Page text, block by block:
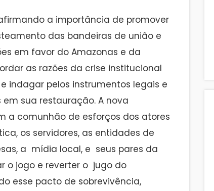
a importância de promover
das bandeiras de união e
em favor do Amazonas e da
as razões da crise institucional
indagar pelos instrumentos legais e
sua restauração. A nova
a comunhão de esforços dos atores
os servidores, as entidades de
a mídia local, e seus pares da
o jogo e reverter o jugo do
esse pacto de sobrevivência,